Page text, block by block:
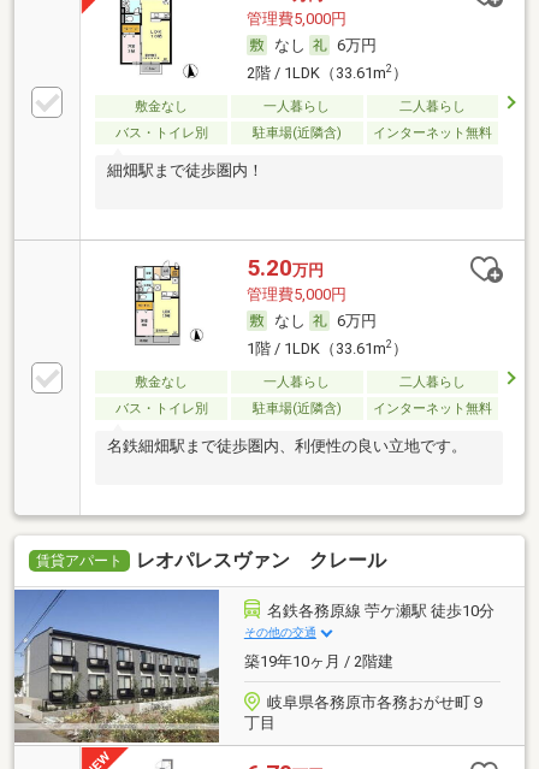
管理費5,000円
なし
6万円
2階 / 1LDK（33.61m2）
敷金なし 一人暮らし
二人暮らし
バス・トイレ別
駐車場(近隣含) インターネット無料
細畑駅まで徒歩圏内！
5.20万円
管理費5,000円
なし
6万円
1階 / 1LDK（33.61m2）
敷金なし 一人暮らし
二人暮らし
バス・トイレ別
駐車場(近隣含) インターネット無料
名鉄細畑駅まで徒歩圏内、利便性の良い立地です。
賃貸アパート レオパレスヴァン クレール
名鉄各務原線 苧ケ瀬駅 徒歩10分
その他の交通
築19年10ヶ月 / 2階建
岐阜県各務原市各務おがせ町９
丁目